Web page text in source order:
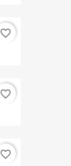
favorite_border
favorite_border
favorite_border